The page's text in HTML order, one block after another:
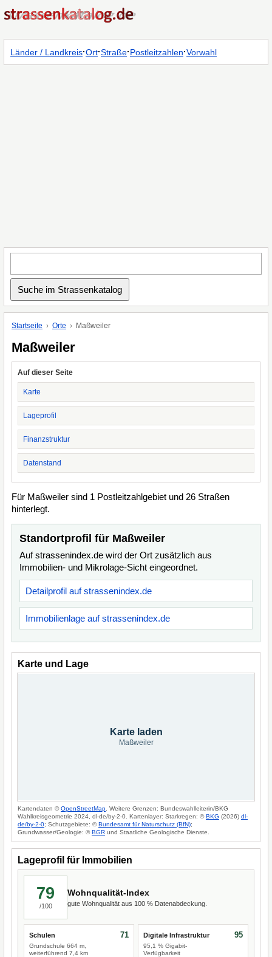
Länder / Landkreis·Ort·Straße·Postleitzahlen·Vorwahl
Startseite Orte Maßweiler
Maßweiler
Auf dieser Seite
Karte
Lageprofil
Finanzstruktur
Datenstand
Für Maßweiler sind 1 Postleitzahlgebiet und 26 Straßen
hinterlegt.
Standortprofil für Maßweiler
Auf strassenindex.de wird der Ort zusätzlich aus
Immobilien- und Mikrolage-Sicht eingeordnet.
Detailprofil auf strassenindex.de
Immobilienlage auf strassenindex.de
Karte und Lage
Karte laden
Maßweiler
Kartendaten ©OpenStreetMap . Weitere Grenzen: Bundeswahlleiterin/BKG
Wahlkreisgeometrie 2024, dl-de/by-2-0. Kartenlayer: Starkregen: ©BKG (2026) dl-
de/by-2-0; Schutzgebiete: ©Bundesamt für Naturschutz (BfN);
Grundwasser/Geologie: ©BGR und Staatliche Geologische Dienste.
Lageprofil für Immobilien
79
/100
Wohnqualität-Index
gute Wohnqualität aus 100 % Datenabdeckung.
Schulen
Grundschule 664 m,
weiterführend 7,4 km
71 Digitale Infrastruktur
95,1 % Gigabit-
Verfügbarkeit
95